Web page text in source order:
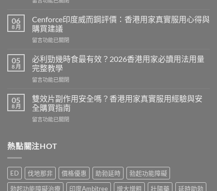
悍
馬
糖
效
真
相：
香
港
家
實
與
購
南〉
中
06
8 月
Cenforce印度威而鋼評價：香港用家真實服用心得與
購買建議
在
印
度
威
而
評
價：
港
真
用
心
得
留言功能已關閉
05
8 月
必利勁幾時食最有效？2026香港用家必讀用法用量
完整教學
在
利
勁
幾
時
有
香
港
用
留言功能已關閉
05
8 月
雙效片副作用安全嗎？香港用家真實服用經驗與安
全購買指南
在
片
副
用
安
全
留言功能已關閉
熱點關注HOT
ED 伐地那非 價格優惠 助勃延時
勃起功能障礙
勃起功能障礙治療
印度Ambitree 增大增粗 壯陽藥
延時助勃